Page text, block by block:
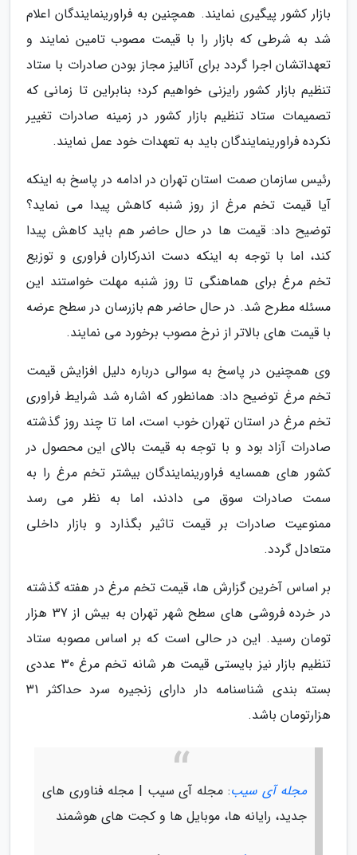
بازار کشور پیگیری نمایند. همچنین به فراورینمایندگان اعلام
شد به شرطی که بازار را با قیمت مصوب تامین نمایند و
تعهداتشان اجرا گردد برای آنالیز مجاز بودن صادرات با ستاد
تنظیم بازار کشور رایزنی خواهیم کرد؛ بنابراین تا زمانی که
تصمیمات ستاد تنظیم بازار کشور در زمینه صادرات تغییر
نکرده فراورینمایندگان باید به تعهدات خود عمل نمایند.
رئیس سازمان صمت استان تهران در ادامه در پاسخ به اینکه
آیا قیمت تخم مرغ از روز شنبه کاهش پیدا می نماید؟
توضیح داد: قیمت ها در حال حاضر هم باید کاهش پیدا
کند، اما با توجه به اینکه دست اندرکاران فراوری و توزیع
تخم مرغ برای هماهنگی تا روز شنبه مهلت خواستند این
مسئله مطرح شد. در حال حاضر هم بازرسان در سطح عرضه
با قیمت های بالاتر از نرخ مصوب برخورد می نمایند.
وی همچنین در پاسخ به سوالی درباره دلیل افزایش قیمت
تخم مرغ توضیح داد: همانطور که اشاره شد شرایط فراوری
تخم مرغ در استان تهران خوب است، اما تا چند روز گذشته
صادرات آزاد بود و با توجه به قیمت بالای این محصول در
کشور های همسایه فراورینمایندگان بیشتر تخم مرغ را به
سمت صادرات سوق می دادند، اما به نظر می رسد
ممنوعیت صادرات بر قیمت تاثیر بگذارد و بازار داخلی
متعادل گردد.
بر اساس آخرین گزارش ها، قیمت تخم مرغ در هفته گذشته
در خرده فروشی های سطح شهر تهران به بیش از 37 هزار
تومان رسید. این در حالی است که بر اساس مصوبه ستاد
تنظیم بازار نیز بایستی قیمت هر شانه تخم مرغ 30 عددی
بسته بندی شناسنامه دار دارای زنجیره سرد حداکثر 31
هزارتومان باشد.
مجله آی سیب: مجله آی سیب | مجله فناوری های
جدید، رایانه ها، موبایل ها و کجت های هوشمند